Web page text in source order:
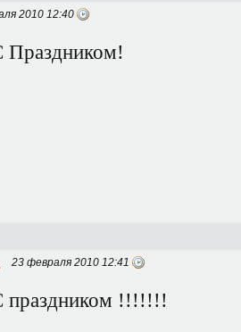
2010 12:40
Праздником!
23 февраля 2010 12:41
праздником !!!!!!!